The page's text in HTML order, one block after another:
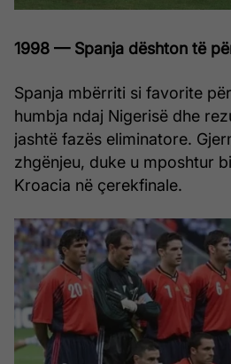
1998 — Spanja dështon të
Spanja mbërriti si favorite
humbja ndaj Nigerisë dhe
jashtë fazës eliminatore.
zhgënjeu, duke u mposhtur
Kroacia në çerekfinale.